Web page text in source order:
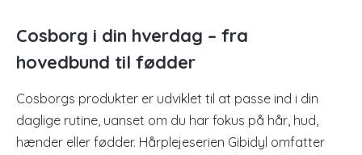
Cosborg i din hverdag – fra
hovedbund til fødder
Cosborgs produkter er udviklet til at passe ind i din
daglige rutine, uanset om du har fokus på hår, hud,
hænder eller fødder. Hårplejeserien Gibidyl omfatter